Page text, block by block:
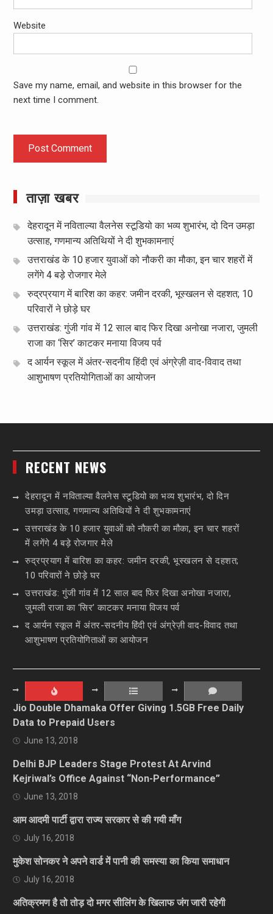
Website
Save my name, email, and website in this browser for the
next time I comment.
ताज़ा खबर
देहरादून में नविताल्या वैलनेस स्टूडियो का भव्य शुभारंभ, दो दिन उमड़ा
उत्साह, गणमान्य अतिथियों ने दी शुभकामनाएं
उत्तराखंड के 10 हजार युवाओं को नौकरी का मौका, इन चार शहरों में
लगेंगे 4 बड़े रोजगार मेले
रुद्रप्रयाग में बारिश का कहर: जमीन दरकी, भूस्खलन से दहशत; 10
परिवारों ने छोड़े घर
उत्तराखंड: गुंजी गांव में 12 साल बाद फिर दिखा अनोखा नजारा, जुमली
राजा का ‘सिर’ काटकर मनाया विजय पर्व
द आर्यन स्कूल में अंतर-सदनीय हिंदी एवं अंग्रेज़ी वाद-विवाद तथा
आशुभाषण प्रतियोगिताओं का आयोजन
RECENT NEWS
देहरादून में नविताल्या वैलनेस स्टूडियो का भव्य शुभारंभ, दो दिन
उमड़ा उत्साह, गणमान्य अतिथियों ने दी शुभकामनाएं
उत्तराखंड के 10 हजार युवाओं को नौकरी का मौका, इन चार शहरों
में लगेंगे 4 बड़े रोजगार मेले
रुद्रप्रयाग में बारिश का कहर: जमीन दरकी, भूस्खलन से दहशत;
10 परिवारों ने छोड़े घर
उत्तराखंड: गुंजी गांव में 12 साल बाद फिर दिखा अनोखा नजारा,
जुमली राजा का ‘सिर’ काटकर मनाया विजय पर्व
द आर्यन स्कूल में अंतर-सदनीय हिंदी एवं अंग्रेज़ी वाद-विवाद तथा
आशुभाषण प्रतियोगिताओं का आयोजन
Jio Double Dhamaka Offer Giving 1.5GB Free Daily
Data to Prepaid Users
June 13, 2018
Delhi BJP Leaders Stage Protest At Arvind
Kejriwal’s Office Against “Non-Performance”
June 13, 2018
आम आदमी पार्टी द्वारा राज्य सरकार से की गयी माँग
July 16, 2018
मुकेश सोनकर ने अपने वार्ड में पानी की समस्या का किया समाधान
July 16, 2018
अतिक्रमण है तो तोड़ दो मगर सीलिंग के खिलाफ जंग जारी रहेगी